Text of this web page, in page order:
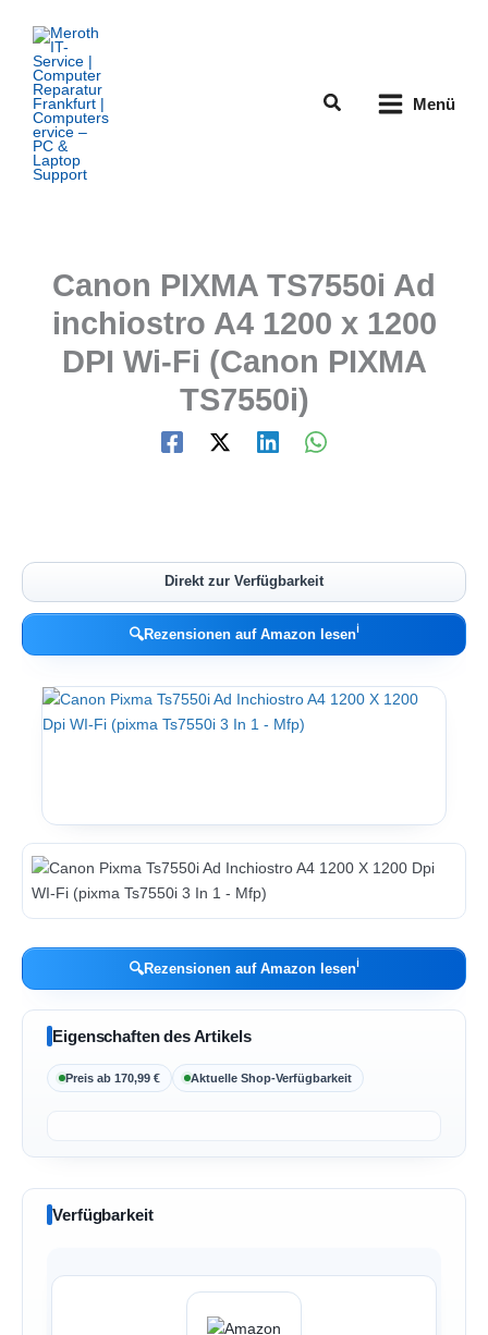
Inhalt
springen
Suchen Menü
Canon PIXMA TS7550i Ad
inchiostro A4 1200 x 1200
DPI Wi-Fi (Canon PIXMA
TS7550i)
Direkt zur Verfügbarkeit
🔍Rezensionen auf Amazon lesenℹ︎
🔍Rezensionen auf Amazon lesenℹ︎
Eigenschaften des Artikels
Preis ab 170,99 € Aktuelle Shop-Verfügbarkeit
Verfügbarkeit